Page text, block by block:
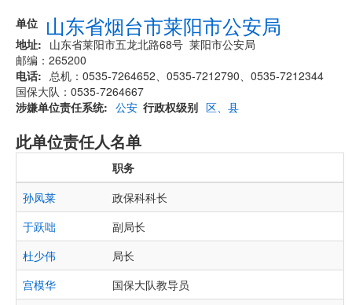
单位 山东省烟台市莱阳市公安局
地址
山东省莱阳市五龙北路68号 莱阳市公安局
邮编：265200
电话
总机：0535-7264652、0535-7212790、0535-7212344
国保大队：0535-7264667
涉嫌单位责任系统
公安 行政权级别 区、县
此单位责任人名单
职务
孙凤莱
政保科科长
于跃咄
副局长
杜少伟
局长
宫模华
国保大队教导员